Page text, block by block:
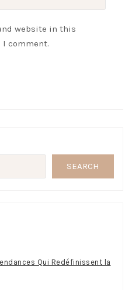
website in this
comment.
SEARCH
Qui Redéfinissent la